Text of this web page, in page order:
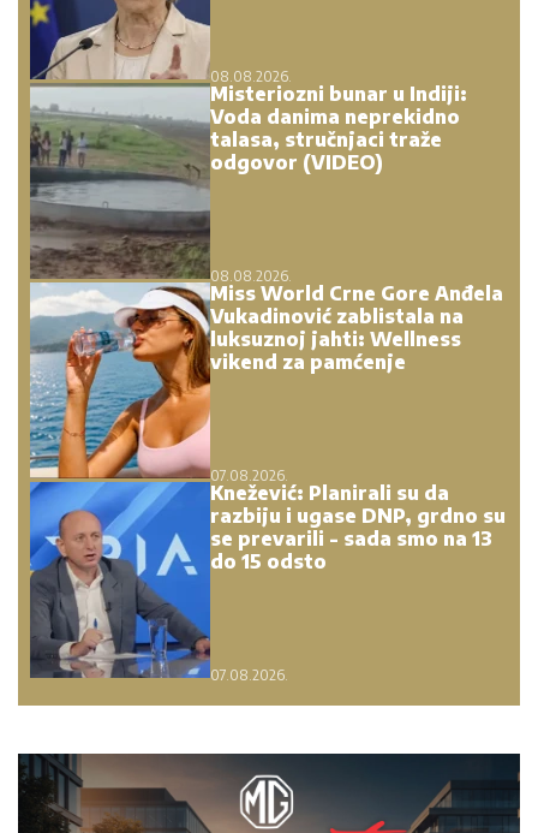
08.08.2026.
Misteriozni bunar u Indiji:
Voda danima neprekidno
talasa, stručnjaci traže
odgovor (VIDEO)
08.08.2026.
Miss World Crne Gore Anđela
Vukadinović zablistala na
luksuznoj jahti: Wellness
vikend za pamćenje
07.08.2026.
Knežević: Planirali su da
razbiju i ugase DNP, grdno su
se prevarili - sada smo na 13
do 15 odsto
07.08.2026.